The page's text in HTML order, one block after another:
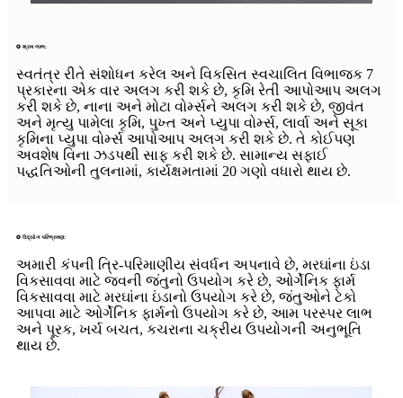
✪ શ્રમ લાભ:
સ્વતંત્ર રીતે સંશોધન કરેલ અને વિકસિત સ્વચાલિત વિભાજક 7
પ્રકારના એક વાર અલગ કરી શકે છે, કૃમિ રેતી આપોઆપ અલગ
કરી શકે છે, નાના અને મોટા વોર્મ્સને અલગ કરી શકે છે, જીવંત
અને મૃત્યુ પામેલા કૃમિ, પુખ્ત અને પ્યુપા વોર્મ્સ, લાર્વા અને સૂકા
કૃમિના પ્યુપા વોર્મ્સ આપોઆપ અલગ કરી શકે છે. તે કોઈપણ
અવશેષ વિના ઝડપથી સાફ કરી શકે છે. સામાન્ય સફાઈ
પદ્ધતિઓની તુલનામાં, કાર્યક્ષમતામાં 20 ગણો વધારો થાય છે.
✪ ઉદ્યોગ પરિભ્રમણ:
અમારી કંપની ત્રિ-પરિમાણીય સંવર્ધન અપનાવે છે, મરઘાંના ઇંડા
વિકસાવવા માટે જવની જંતુનો ઉપયોગ કરે છે, ઓર્ગેનિક ફાર્મ
વિકસાવવા માટે મરઘાંના ઇંડાનો ઉપયોગ કરે છે, જંતુઓને ટેકો
આપવા માટે ઓર્ગેનિક ફાર્મનો ઉપયોગ કરે છે, આમ પરસ્પર લાભ
અને પૂરક, ખર્ચ બચત, કચરાના ચક્રીય ઉપયોગની અનુભૂતિ
થાય છે.